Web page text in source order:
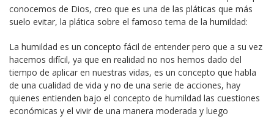
conocemos de Dios, creo que es una de las pláticas que más
suelo evitar, la plática sobre el famoso tema de la humildad:
La humildad es un concepto fácil de entender pero que a su vez
hacemos difícil, ya que en realidad no nos hemos dado del
tiempo de aplicar en nuestras vidas, es un concepto que habla
de una cualidad de vida y no de una serie de acciones, hay
quienes entienden bajo el concepto de humildad las cuestiones
económicas y el vivir de una manera moderada y luego